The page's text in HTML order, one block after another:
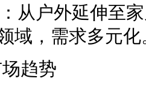
从户外延伸至
域，需求多元化
趋势